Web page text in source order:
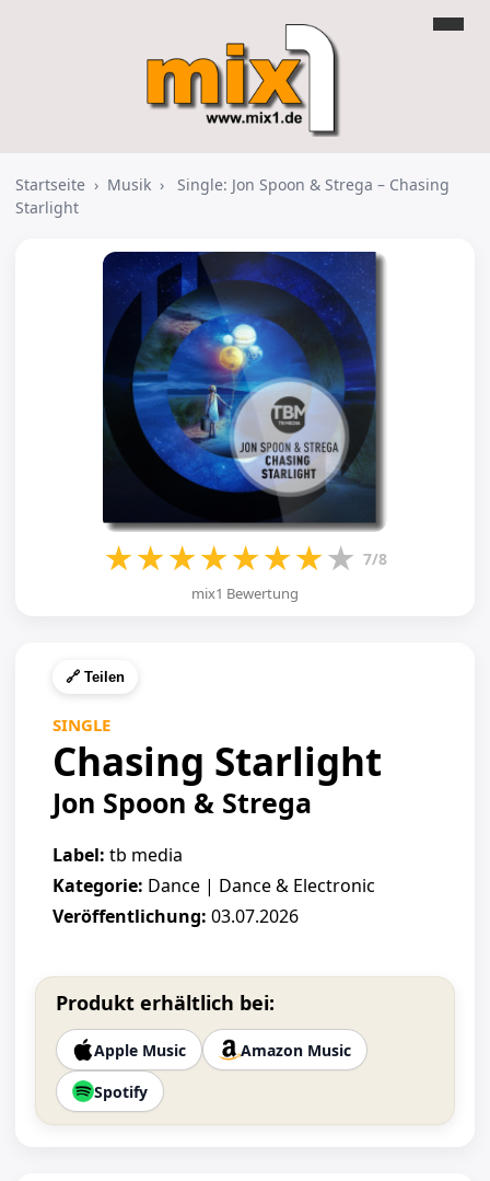
Startseite › Musik ›
Single: Jon Spoon & Strega – Chasing
Starlight
★★★★★★★★ 7/8
mix1 Bewertung
🔗 Teilen
SINGLE
Chasing Starlight
Jon Spoon & Strega
Label: tb media
Kategorie: Dance | Dance & Electronic
Veröffentlichung: 03.07.2026
Produkt erhältlich bei:
Apple Music
Amazon Music
Spotify